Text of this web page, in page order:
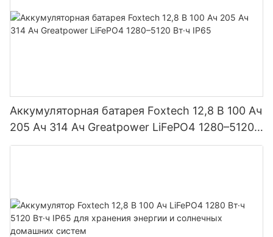
Аккумуляторная батарея Foxtech 12,8 В 100 Ач
205 Ач 314 Ач Greatpower LiFePO4 1280–5120
Вт·ч IP65